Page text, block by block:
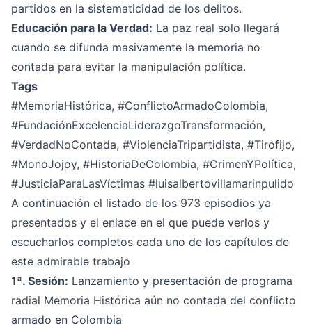
partidos en la sistematicidad de los delitos.
Educación para la Verdad: La paz real solo llegará
cuando se difunda masivamente la memoria no
contada para evitar la manipulación política.
Tags
#MemoriaHistórica, #ConflictoArmadoColombia,
#FundaciónExcelenciaLiderazgoTransformación,
#VerdadNoContada, #ViolenciaTripartidista, #Tirofijo,
#MonoJojoy, #HistoriaDeColombia, #CrimenYPolítica,
#JusticiaParaLasVíctimas #luisalbertovillamarinpulido
A continuación el listado de los 973 episodios ya
presentados y el enlace en el que puede verlos y
escucharlos completos cada uno de los capítulos de
este admirable trabajo
1ª. Sesión: Lanzamiento y presentación de programa
radial Memoria Histórica aún no contada del conflicto
armado en Colombia